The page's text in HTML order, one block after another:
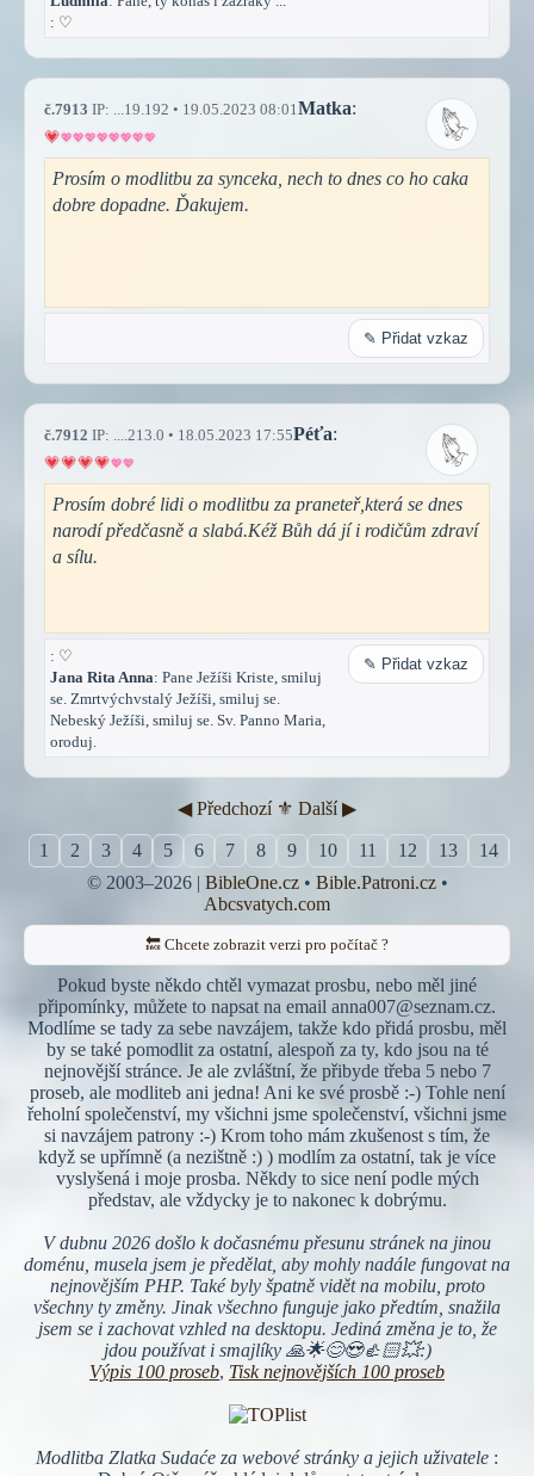
: ♡
č.7913 IP: ...19.192 • 19.05.2023 08:01 Matka:
Prosím o modlitbu za synceka, nech to dnes co ho caka
dobre dopadne. Ďakujem.
✎ Přidat vzkaz
č.7912 IP: ....213.0 • 18.05.2023 17:55Péťa:
Prosím dobré lidi o modlitbu za praneteř,která se dnes
narodí předčasně a slabá.Kéž Bůh dá jí i rodičům zdraví
a sílu.
: ♡
Jana Rita Anna: Pane Ježíši Kriste, smiluj
se. Zmrtvýchvstalý Ježíši, smiluj se.
Nebeský Ježíši, smiluj se. Sv. Panno Maria,
oroduj.
✎ Přidat vzkaz
◀︎ Předchozí ⚜︎ Další ▶︎
1 2 3 4 5 6 7 8 9 10 11 12 13 14
© 2003–2026 | BibleOne.cz• Bible.Patroni.cz•
Abcsvatych.com
🔙 Chcete zobrazit verzi pro počítač ?
Pokud byste někdo chtěl vymazat prosbu, nebo měl jiné
připomínky, můžete to napsat na email anna007@seznam.cz.
Modlíme se tady za sebe navzájem, takže kdo přidá prosbu, měl
by se také pomodlit za ostatní, alespoň za ty, kdo jsou na té
nejnovější stránce. Je ale zvláštní, že přibyde třeba 5 nebo 7
proseb, ale modliteb ani jedna! Ani ke své prosbě :-) Tohle není
řeholní společenství, my všichni jsme společenství, všichni jsme
si navzájem patrony :-) Krom toho mám zkušenost s tím, že
když se upřímně (a nezištně :) ) modlím za ostatní, tak je více
vyslyšená i moje prosba. Někdy to sice není podle mých
představ, ale vždycky je to nakonec k dobrýmu.
V dubnu 2026 došlo k dočasnému přesunu stránek na jinou
doménu, musela jsem je předělat, aby mohly nadále fungovat na
nejnovějším PHP. Také byly špatně vidět na mobilu, proto
všechny ty změny. Jinak všechno funguje jako předtím, snažila
jsem se i zachovat vzhled na desktopu. Jediná změna je to, že
jdou používat i smajlíky 🙏🌟😊😍👍🏻💥:)
Výpis 100 proseb, Tisk nejnovějších 100 proseb
Modlitba Zlatka Sudaće za webové stránky a jejich uživatele :